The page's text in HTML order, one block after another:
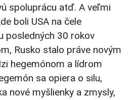
spoluprácu atď. A veľmi
boli USA na čele
posledných 30 rokov
Rusko stalo práve novým
hegemónom a lídrom
sa opiera o silu,
nové myšlienky a zmysly,